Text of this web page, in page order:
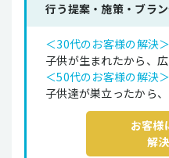
行う提案・施策・ブラ
＜30代のお客様の解決＞
子供が生まれたから、
＜50代のお客様の解決＞
子供達が巣立ったから
お客様
解